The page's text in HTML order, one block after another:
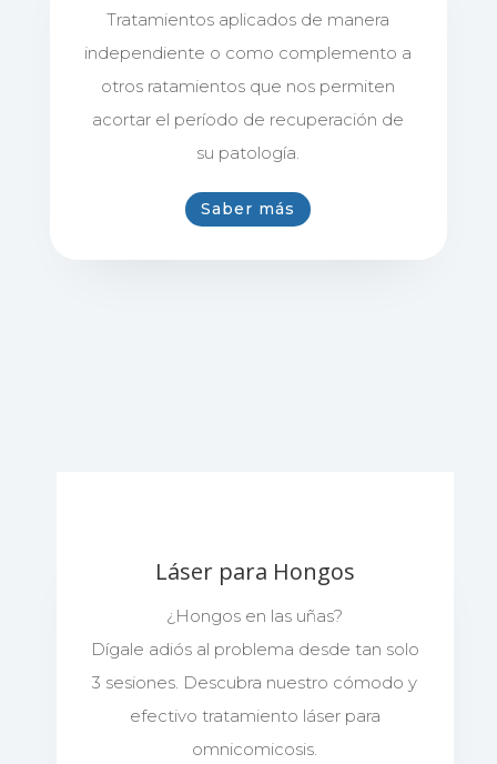
Tratamientos aplicados de manera
independiente o como complemento a
otros ratamientos que nos permiten
acortar el período de recuperación de
su patología.
Saber más
Láser para Hongos
¿Hongos en las uñas?
Dígale adiós al problema desde tan solo
3 sesiones. Descubra nuestro cómodo y
efectivo tratamiento láser para
omnicomicosis.